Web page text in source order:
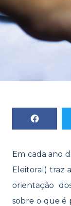
Em cada ano
Eleitoral) traz
orientação
sobre o que é